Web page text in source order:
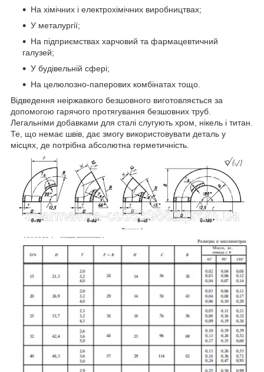
На хімічних і електрохімічних виробництвах;
У металургії;
На підприємствах харчовий та фармацевтичний
галузей;
У будівельній сфері;
На целюлозно-паперових комбінатах тощо.
Відведення неіржавкого безшовного виготовляється за
допомогою гарячого протягування безшовних труб.
Легальніми добавками для сталі слугують хром, нікель і титан.
Те, що немає швів, дає змогу використовувати деталь у
місцях, де потрібна абсолютна герметичність.